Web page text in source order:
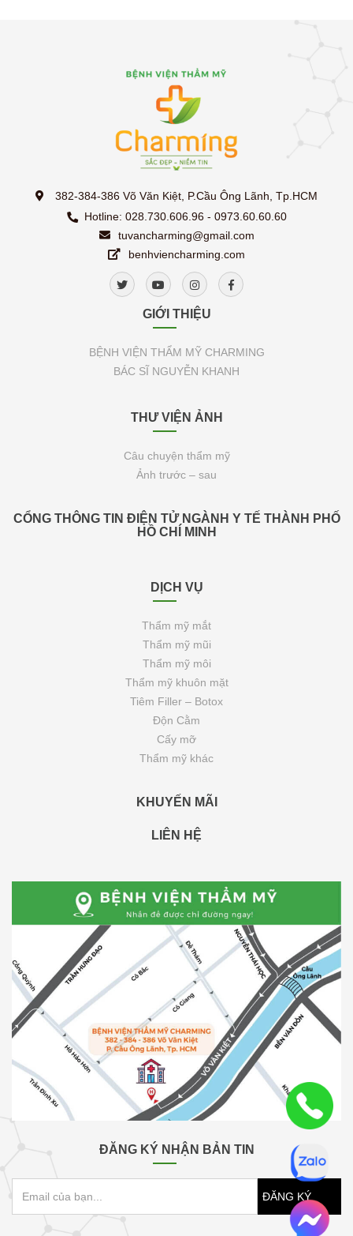
382-384-386 Võ Văn Kiệt, P.Cầu Ông Lãnh, Tp.HCM
Hotline: 028.730.606.96 - 0973.60.60.60
tuvancharming@gmail.com
benhviencharming.com
GIỚI THIỆU
BỆNH VIỆN THẨM MỸ CHARMING
BÁC SĨ NGUYỄN KHANH
THƯ VIỆN ẢNH
Câu chuyện thẩm mỹ
Ảnh trước – sau
CỔNG THÔNG TIN ĐIỆN TỬ NGÀNH Y TẾ THÀNH PHỐ
HỒ CHÍ MINH
DỊCH VỤ
Thẩm mỹ mắt
Thẩm mỹ mũi
Thẩm mỹ môi
Thẩm mỹ khuôn mặt
Tiêm Filler – Botox
Độn Cằm
Cấy mỡ
Thẩm mỹ khác
KHUYẾN MÃI
LIÊN HỆ
ĐĂNG KÝ NHẬN BẢN TIN
ĐĂNG KÝ